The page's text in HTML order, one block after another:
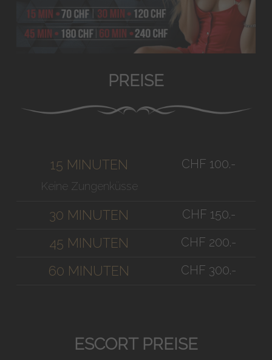
PREISE
15 MINUTEN
Keine Zungenküsse
CHF 100.-
30 MINUTEN CHF 150.-
45 MINUTEN CHF 200.-
60 MINUTEN CHF 300.-
ESCORT PREISE